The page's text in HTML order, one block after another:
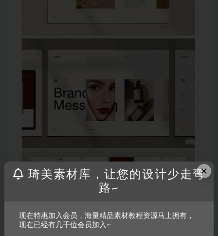
×
琦美素材库，让您的设计少走弯
路~
现在特惠加入会员，海量精品素材教程资源马上拥有，
现在已经有几千位会员加入~